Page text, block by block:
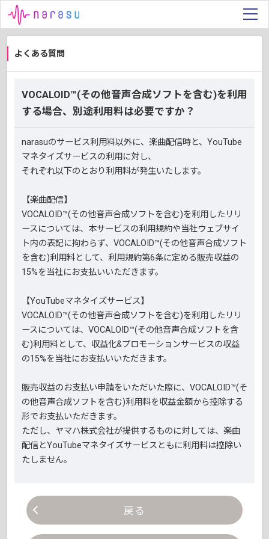
よくある質問
VOCALOID™(その他音声合成ソフトを含む)を利用
する場合、別途利用料は必要ですか？
narasuのサービス利用料以外に、楽曲配信時と、YouTube
マネタイズサービスの利用に対し、
それぞれ以下のとおり利用料が発生いたします。
【楽曲配信】
VOCALOID™(その他音声合成ソフトを含む)を利用したリリ
ースについては、本サービスの利用規約や当社ウェブサイ
ト内の表記に拘わらず、VOCALOID™(その他音声合成ソフト
を含む)利用料として、利用規約第6条に定める販売収益の
15%を当社にお支払いいただきます。
【YouTubeマネタイズサービス】
VOCALOID™(その他音声合成ソフトを含む)を利用したリリ
ースについては、VOCALOID™(その他音声合成ソフトを含
む)利用料として、収益化&プロモーションサービスの収益
の15%を当社にお支払いいただきます。
販売収益のお支払い申請をいただいた際に、VOCALOID™(そ
の他音声合成ソフトを含む)利用料を収益金額から控除する
形でお支払いただきます。
ただし、ヤマハ株式会社が提供するものに対しては、楽曲
配信とYouTubeマネタイズサービスともに利用料は控除い
たしません。
戻る